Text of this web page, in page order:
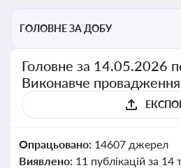
ГОЛОВНЕ ЗА ДОБУ
Головне за 14.05.2026
Виконавче провадження
Опрацьовано: 14607 джерел
Виявлено: 11 публікацій за 14